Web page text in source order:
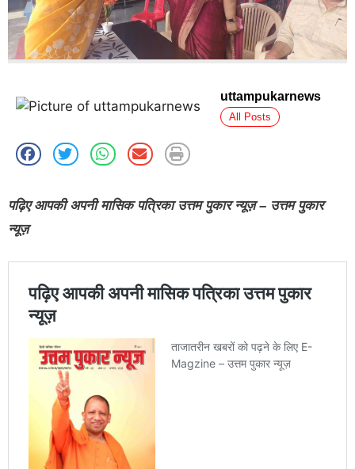
uttampukarnews
All Posts
पढ़िए आपकी अपनी मासिक पत्रिका उत्तम पुकार न्यूज़ – उत्तम पुकार
न्यूज़